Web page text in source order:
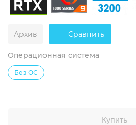
Сверхбыстрый M.2 SSD NVME
Архив Сравнить
Операционная система
Без ОС
Купить